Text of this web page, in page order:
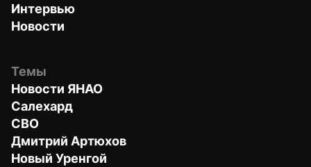
Интервью
Новости
Темы
Новости ЯНАО
Салехард
СВО
Дмитрий Артюхов
Новый Уренгой